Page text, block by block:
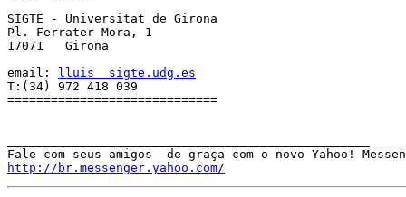
SIGTE - Universitat de Girona
Pl. Ferrater Mora, 1
17071   Girona
email:
lluis  sigte.udg.es
T:(34) 972 418 039
=============================
http://br.messenger.yahoo.com/